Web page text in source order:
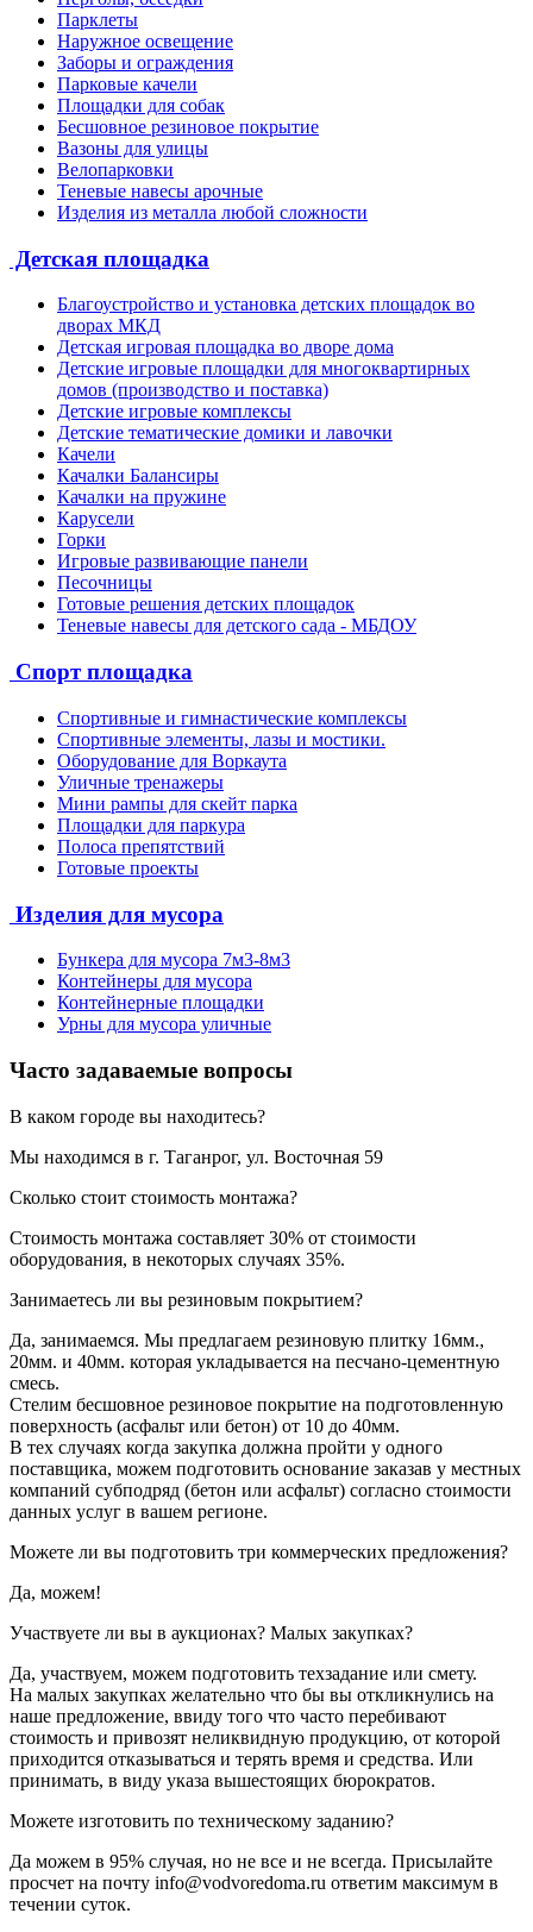
Парклеты
Наружное освещение
Заборы и ограждения
Парковые качели
Площадки для собак
Бесшовное резиновое покрытие
Вазоны для улицы
Велопарковки
Теневые навесы арочные
Изделия из металла любой сложности
Детская площадка
Благоустройство и установка детских площадок во
дворах МКД
Детская игровая площадка во дворе дома
Детские игровые площадки для многоквартирных
домов (производство и поставка)
Детские игровые комплексы
Детские тематические домики и лавочки
Качели
Качалки Балансиры
Качалки на пружине
Карусели
Горки
Игровые развивающие панели
Песочницы
Готовые решения детских площадок
Теневые навесы для детского сада - МБДОУ
Спорт площадка
Спортивные и гимнастические комплексы
Спортивные элементы, лазы и мостики.
Оборудование для Воркаута
Уличные тренажеры
Мини рампы для скейт парка
Площадки для паркура
Полоса препятствий
Готовые проекты
Изделия для мусора
Бункера для мусора 7м3-8м3
Контейнеры для мусора
Контейнерные площадки
Урны для мусора уличные
Часто задаваемые вопросы
В каком городе вы находитесь?
Мы находимся в г. Таганрог, ул. Восточная 59
Сколько стоит стоимость монтажа?
Стоимость монтажа составляет 30% от стоимости
оборудования, в некоторых случаях 35%.
Занимаетесь ли вы резиновым покрытием?
Да, занимаемся. Мы предлагаем резиновую плитку 16мм.,
20мм. и 40мм. которая укладывается на песчано-цементную
смесь.
Стелим бесшовное резиновое покрытие на подготовленную
поверхность (асфальт или бетон) от 10 до 40мм.
В тех случаях когда закупка должна пройти у одного
поставщика, можем подготовить основание заказав у местных
компаний субподряд (бетон или асфальт) согласно стоимости
данных услуг в вашем регионе.
Можете ли вы подготовить три коммерческих предложения?
Да, можем!
Участвуете ли вы в аукционах? Малых закупках?
Да, участвуем, можем подготовить техзадание или смету.
На малых закупках желательно что бы вы откликнулись на
наше предложение, ввиду того что часто перебивают
стоимость и привозят неликвидную продукцию, от которой
приходится отказываться и терять время и средства. Или
принимать, в виду указа вышестоящих бюрократов.
Можете изготовить по техническому заданию?
Да можем в 95% случая, но не все и не всегда. Присылайте
просчет на почту info@vodvoredoma.ru ответим максимум в
течении суток.